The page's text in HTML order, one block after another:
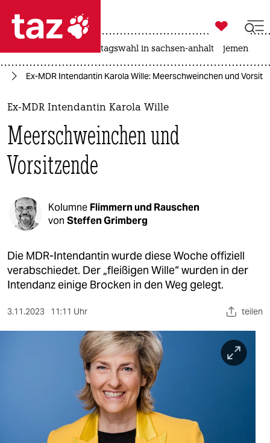
 taz zahl ich
taz zahl ich
themen
politik
öko
kultur
berlin
veranstaltungen

taz zahl ich
landtagswahl in sachsen-anhalt jemen
Ex-MDR Intendantin Karola Wille: Meerschweinchen und
Ex-MDR Intendantin Karola Wille
Meerschweinchen und
Vorsitzende
Kolumne Flimmern und Rauschen
von Steffen Grimberg
Die MDR-Intendantin wurde diese Woche offiziell
verabschiedet. Der „fleißigen Wille“ wurden in der
Intendanz einige Brocken in den Weg gelegt.
3.11.2023 11:11 Uhr teilen